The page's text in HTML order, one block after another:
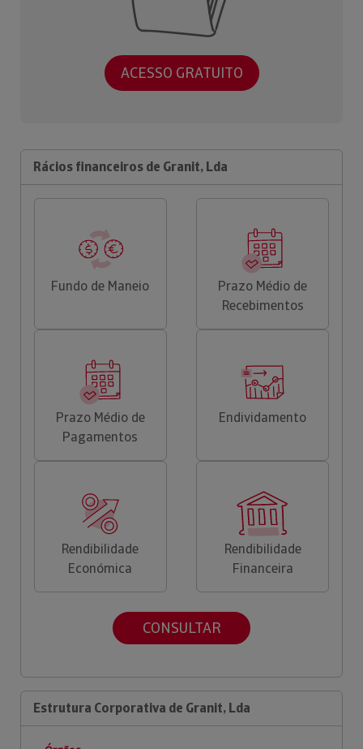
ACESSO GRATUITO
Rácios financeiros de Granit, Lda
Fundo de Maneio
Prazo Médio de
Recebimentos
Prazo Médio de
Pagamentos
Endividamento
Rendibilidade
Económica
Rendibilidade
Financeira
CONSULTAR
Estrutura Corporativa de Granit, Lda